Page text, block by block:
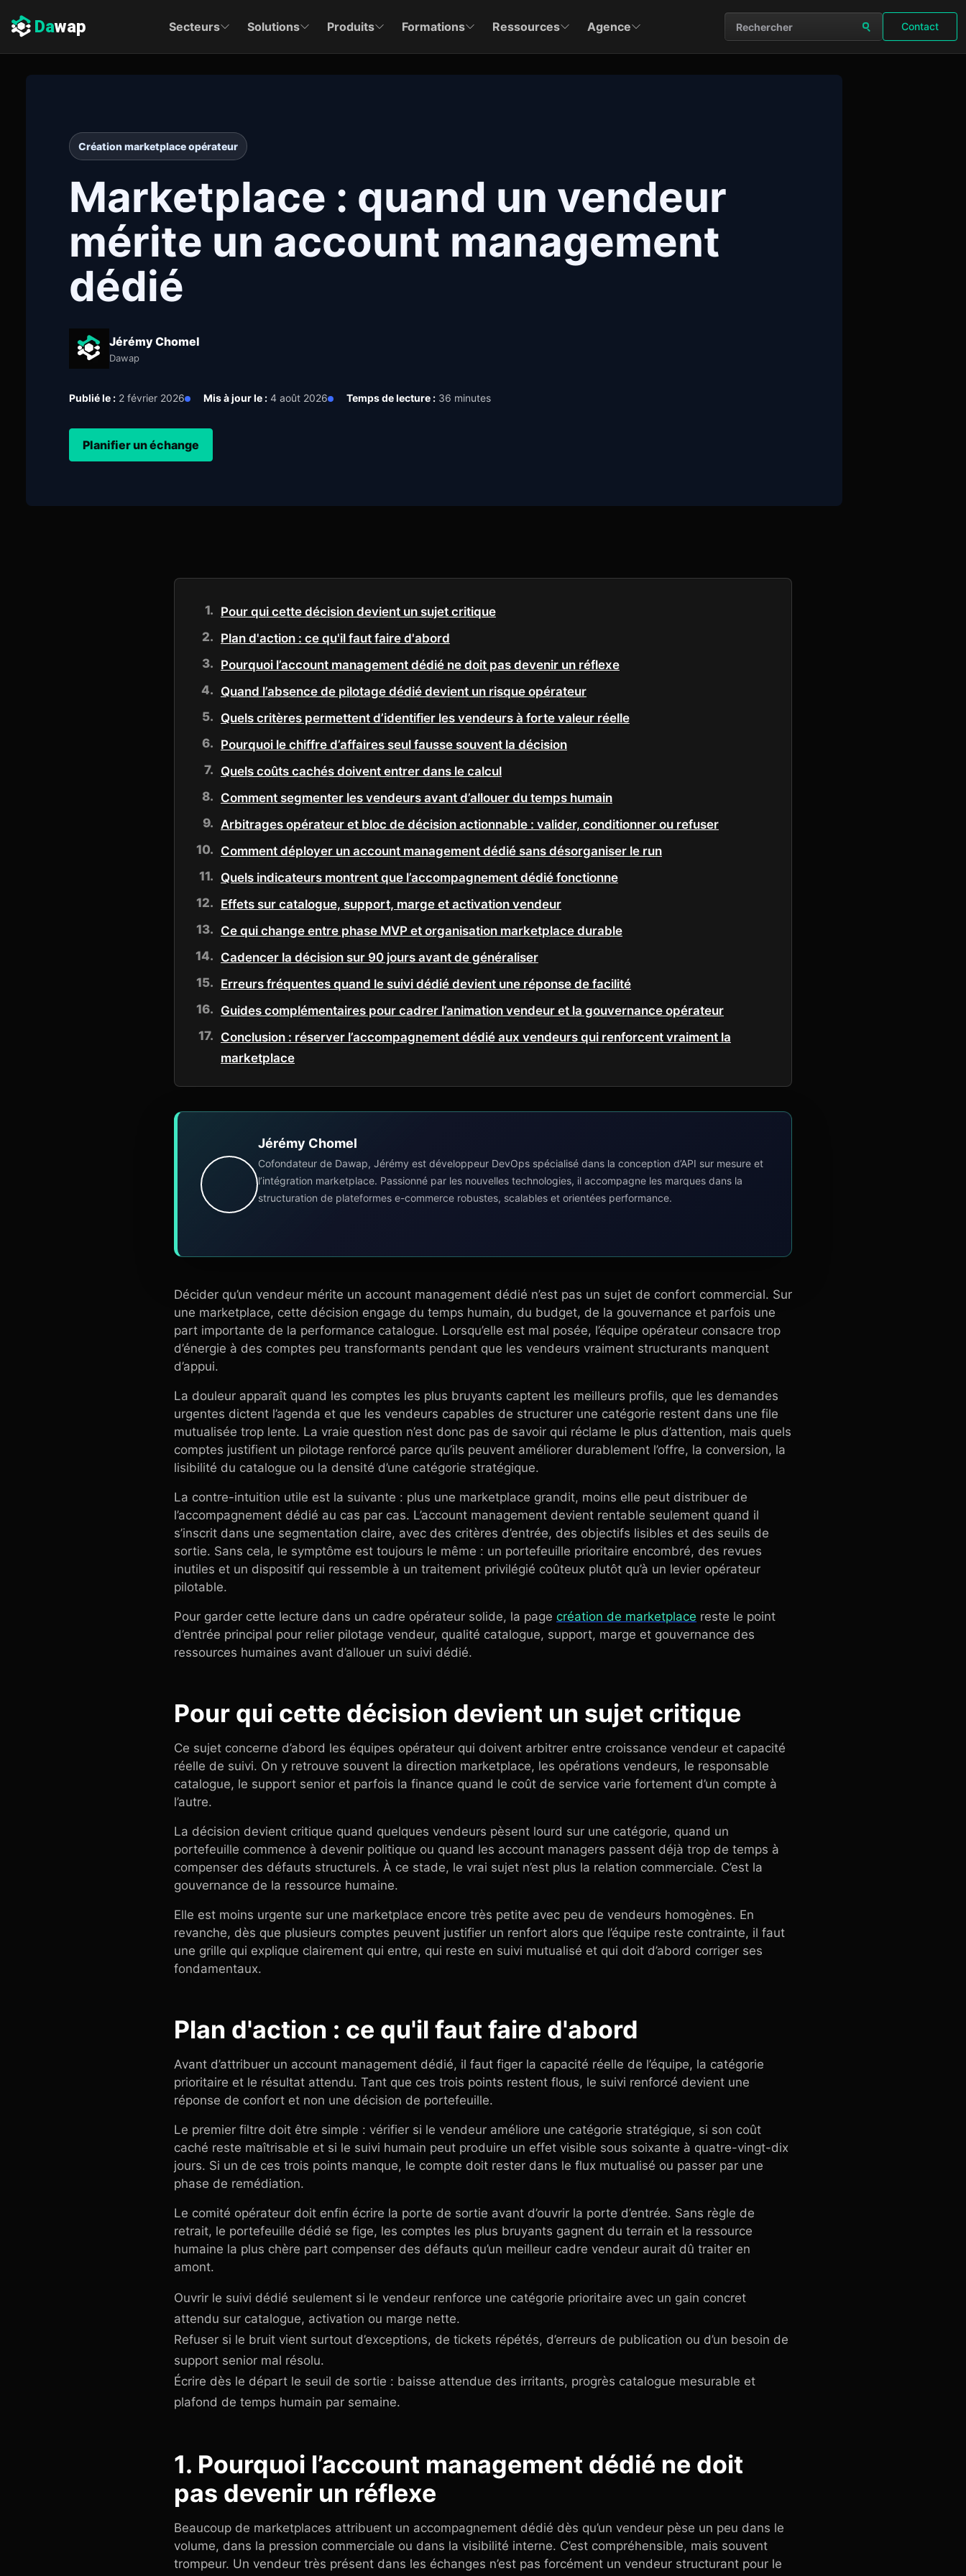
Dawap Secteurs Solutions Produits Formations Ressources Agence
Rechercher sur le site
Contact
Création marketplace opérateur
Marketplace : quand un vendeur
mérite un account management
dédié
Jérémy Chomel
Dawap
Publié le : 2 février 2026 Mis à jour le : 4 août 2026 Temps de lecture : 36 minutes
Planifier un échange
Pour qui cette décision devient un sujet critique
Plan d'action : ce qu'il faut faire d'abord
Pourquoi l’account management dédié ne doit pas devenir un réflexe
Quand l’absence de pilotage dédié devient un risque opérateur
Quels critères permettent d’identifier les vendeurs à forte valeur réelle
Pourquoi le chiffre d’affaires seul fausse souvent la décision
Quels coûts cachés doivent entrer dans le calcul
Comment segmenter les vendeurs avant d’allouer du temps humain
Arbitrages opérateur et bloc de décision actionnable : valider, conditionner ou refuser
Comment déployer un account management dédié sans désorganiser le run
Quels indicateurs montrent que l’accompagnement dédié fonctionne
Effets sur catalogue, support, marge et activation vendeur
Ce qui change entre phase MVP et organisation marketplace durable
Cadencer la décision sur 90 jours avant de généraliser
Erreurs fréquentes quand le suivi dédié devient une réponse de facilité
Guides complémentaires pour cadrer l’animation vendeur et la gouvernance opérateur
Conclusion : réserver l’accompagnement dédié aux vendeurs qui renforcent vraiment la
marketplace
Jérémy Chomel
Cofondateur de Dawap, Jérémy est développeur DevOps spécialisé dans la conception d’API sur mesure et
l’intégration marketplace. Passionné par les nouvelles technologies, il accompagne les marques dans la
structuration de plateformes e-commerce robustes, scalables et orientées performance.
Décider qu’un vendeur mérite un account management dédié n’est pas un sujet de confort commercial. Sur
une marketplace, cette décision engage du temps humain, du budget, de la gouvernance et parfois une
part importante de la performance catalogue. Lorsqu’elle est mal posée, l’équipe opérateur consacre trop
d’énergie à des comptes peu transformants pendant que les vendeurs vraiment structurants manquent
d’appui.
La douleur apparaît quand les comptes les plus bruyants captent les meilleurs profils, que les demandes
urgentes dictent l’agenda et que les vendeurs capables de structurer une catégorie restent dans une file
mutualisée trop lente. La vraie question n’est donc pas de savoir qui réclame le plus d’attention, mais quels
comptes justifient un pilotage renforcé parce qu’ils peuvent améliorer durablement l’offre, la conversion, la
lisibilité du catalogue ou la densité d’une catégorie stratégique.
La contre-intuition utile est la suivante : plus une marketplace grandit, moins elle peut distribuer de
l’accompagnement dédié au cas par cas. L’account management devient rentable seulement quand il
s’inscrit dans une segmentation claire, avec des critères d’entrée, des objectifs lisibles et des seuils de
sortie. Sans cela, le symptôme est toujours le même : un portefeuille prioritaire encombré, des revues
inutiles et un dispositif qui ressemble à un traitement privilégié coûteux plutôt qu’à un levier opérateur
pilotable.
Pour garder cette lecture dans un cadre opérateur solide, la page création de marketplace reste le point
d’entrée principal pour relier pilotage vendeur, qualité catalogue, support, marge et gouvernance des
ressources humaines avant d’allouer un suivi dédié.
Pour qui cette décision devient un sujet critique
Ce sujet concerne d’abord les équipes opérateur qui doivent arbitrer entre croissance vendeur et capacité
réelle de suivi. On y retrouve souvent la direction marketplace, les opérations vendeurs, le responsable
catalogue, le support senior et parfois la finance quand le coût de service varie fortement d’un compte à
l’autre.
La décision devient critique quand quelques vendeurs pèsent lourd sur une catégorie, quand un
portefeuille commence à devenir politique ou quand les account managers passent déjà trop de temps à
compenser des défauts structurels. À ce stade, le vrai sujet n’est plus la relation commerciale. C’est la
gouvernance de la ressource humaine.
Elle est moins urgente sur une marketplace encore très petite avec peu de vendeurs homogènes. En
revanche, dès que plusieurs comptes peuvent justifier un renfort alors que l’équipe reste contrainte, il faut
une grille qui explique clairement qui entre, qui reste en suivi mutualisé et qui doit d’abord corriger ses
fondamentaux.
Plan d'action : ce qu'il faut faire d'abord
Avant d’attribuer un account management dédié, il faut figer la capacité réelle de l’équipe, la catégorie
prioritaire et le résultat attendu. Tant que ces trois points restent flous, le suivi renforcé devient une
réponse de confort et non une décision de portefeuille.
Le premier filtre doit être simple : vérifier si le vendeur améliore une catégorie stratégique, si son coût
caché reste maîtrisable et si le suivi humain peut produire un effet visible sous soixante à quatre-vingt-dix
jours. Si un de ces trois points manque, le compte doit rester dans le flux mutualisé ou passer par une
phase de remédiation.
Le comité opérateur doit enfin écrire la porte de sortie avant d’ouvrir la porte d’entrée. Sans règle de
retrait, le portefeuille dédié se fige, les comptes les plus bruyants gagnent du terrain et la ressource
humaine la plus chère part compenser des défauts qu’un meilleur cadre vendeur aurait dû traiter en
amont.
Ouvrir le suivi dédié seulement si le vendeur renforce une catégorie prioritaire avec un gain concret
attendu sur catalogue, activation ou marge nette.
Refuser si le bruit vient surtout d’exceptions, de tickets répétés, d’erreurs de publication ou d’un besoin de
support senior mal résolu.
Écrire dès le départ le seuil de sortie : baisse attendue des irritants, progrès catalogue mesurable et
plafond de temps humain par semaine.
1. Pourquoi l’account management dédié ne doit
pas devenir un réflexe
Beaucoup de marketplaces attribuent un accompagnement dédié dès qu’un vendeur pèse un peu dans le
volume, dans la pression commerciale ou dans la visibilité interne. C’est compréhensible, mais souvent
trompeur. Un vendeur très présent dans les échanges n’est pas forcément un vendeur structurant pour le